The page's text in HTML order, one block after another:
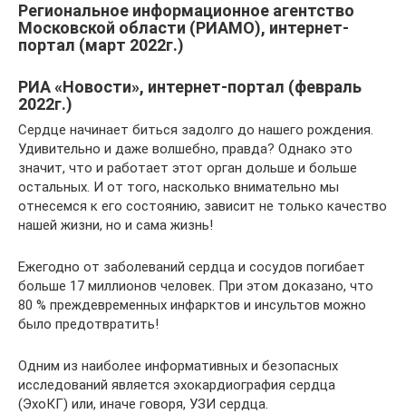
Региональное информационное агентство
Московской области (РИАМО), интернет-
портал (март 2022г.)
РИА «Новости», интернет-портал (февраль
2022г.)
Сердце начинает биться задолго до нашего рождения.
Удивительно и даже волшебно, правда? Однако это
значит, что и работает этот орган дольше и больше
остальных. И от того, насколько внимательно мы
отнесемся к его состоянию, зависит не только качество
нашей жизни, но и сама жизнь!
Ежегодно от заболеваний сердца и сосудов погибает
больше 17 миллионов человек. При этом доказано, что
80 % преждевременных инфарктов и инсультов можно
было предотвратить!
Одним из наиболее информативных и безопасных
исследований является эхокардиография сердца
(ЭхоКГ) или, иначе говоря, УЗИ сердца.